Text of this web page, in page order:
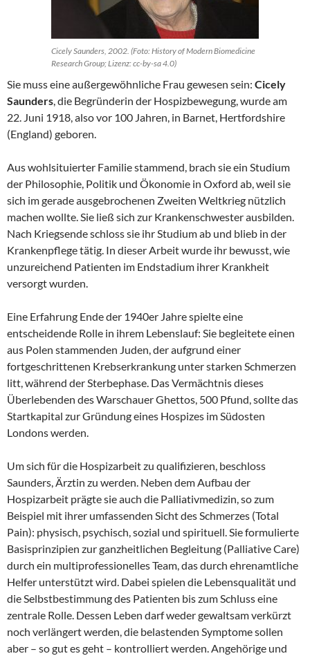
Cicely Saunders, 2002. (Foto: History of Modern Biomedicine
Research Group; Lizenz: cc-by-sa 4.0)
Sie muss eine außergewöhnliche Frau gewesen sein: Cicely
Saunders, die Begründerin der Hospizbewegung, wurde am
22. Juni 1918, also vor 100 Jahren, in Barnet, Hertfordshire
(England) geboren.
Aus wohlsituierter Familie stammend, brach sie ein Studium
der Philosophie, Politik und Ökonomie in Oxford ab, weil sie
sich im gerade ausgebrochenen Zweiten Weltkrieg nützlich
machen wollte. Sie ließ sich zur Krankenschwester ausbilden.
Nach Kriegsende schloss sie ihr Studium ab und blieb in der
Krankenpflege tätig. In dieser Arbeit wurde ihr bewusst, wie
unzureichend Patienten im Endstadium ihrer Krankheit
versorgt wurden.
Eine Erfahrung Ende der 1940er Jahre spielte eine
entscheidende Rolle in ihrem Lebenslauf: Sie begleitete einen
aus Polen stammenden Juden, der aufgrund einer
fortgeschrittenen Krebserkrankung unter starken Schmerzen
litt, während der Sterbephase. Das Vermächtnis dieses
Überlebenden des Warschauer Ghettos, 500 Pfund, sollte das
Startkapital zur Gründung eines Hospizes im Südosten
Londons werden.
Um sich für die Hospizarbeit zu qualifizieren, beschloss
Saunders, Ärztin zu werden. Neben dem Aufbau der
Hospizarbeit prägte sie auch die Palliativmedizin, so zum
Beispiel mit ihrer umfassenden Sicht des Schmerzes (Total
Pain): physisch, psychisch, sozial und spirituell. Sie formulierte
Basisprinzipien zur ganzheitlichen Begleitung (Palliative Care)
durch ein multiprofessionelles Team, das durch ehrenamtliche
Helfer unterstützt wird. Dabei spielen die Lebensqualität und
die Selbstbestimmung des Patienten bis zum Schluss eine
zentrale Rolle. Dessen Leben darf weder gewaltsam verkürzt
noch verlängert werden, die belastenden Symptome sollen
aber – so gut es geht – kontrolliert werden. Angehörige und